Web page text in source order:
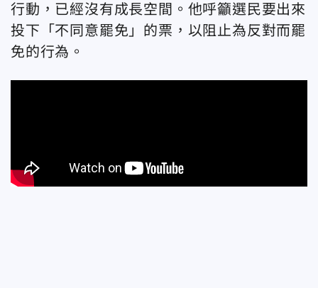
行動，已經沒有成長空間。他呼籲選民要出來
投下「不同意罷免」的票，以阻止為反對而罷
免的行為。